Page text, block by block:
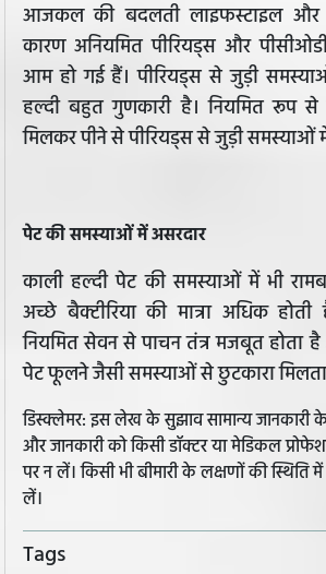
आजकल की बदलती लाइफस्टाइल
कारण अनियमित पीरियड्स और
आम हो गई हैं। पीरियड्स से जुड़ी
हल्दी बहुत गुणकारी है। नियमित रूप
मिलकर पीने से पीरियड्स से जुड़ी समस्याओं
पेट की समस्याओं में असरदार
काली हल्दी पेट की समस्याओं में भी
अच्छे बैक्टीरिया की मात्रा अधिक
नियमित सेवन से पाचन तंत्र मजबूत
पेट फूलने जैसी समस्याओं से छुटकारा
डिस्क्लेमर: इस लेख के सुझाव सामान्य जानकारी
और जानकारी को किसी डॉक्टर या मेडिकल
पर न लें। किसी भी बीमारी के लक्षणों की स्थिति
लें।
Tags